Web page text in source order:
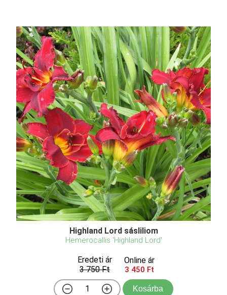
Highland Lord sásliliom
Hemerocallis 'Highland Lord'
Eredeti ár
3 750 Ft
Online ár
3 450 Ft
Kosárba